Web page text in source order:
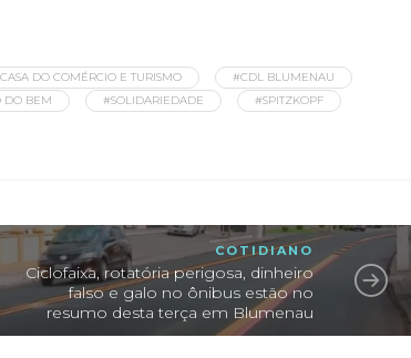
DO COMÉRCIO E TURISMO
#CDL BLUMENAU
DO BEM #SOLIDARIEDADE
#SPITZKOPF
COTIDIANO
Ciclofaixa, rotatória perigosa, dinheiro
falso e galo no ônibus estão no
resumo desta terça em Blumenau